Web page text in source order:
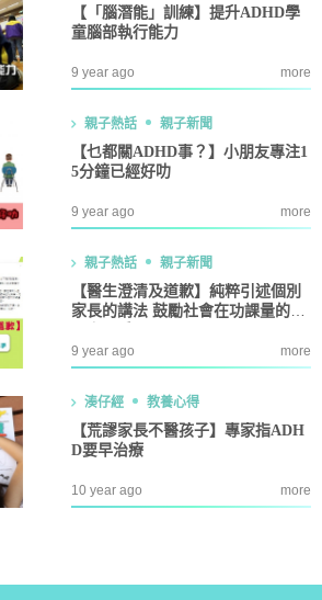
【「腦潛能」訓練】提升ADHD學
童腦部執行能力
9 year ago more
親子熱話 親子新聞
【乜都關ADHD事？】小朋友專注1
5分鐘已經好叻
9 year ago more
親子熱話 親子新聞
【醫生澄清及道歉】純粹引述個別
家長的講法 鼓勵社會在功課量的問
9 year ago more
湊仔經 教養心得
【荒謬家長不醫孩子】專家指ADH
D要早治療
10 year ago more